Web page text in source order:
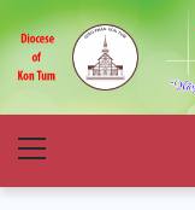
to
navigation
to
content
Menu